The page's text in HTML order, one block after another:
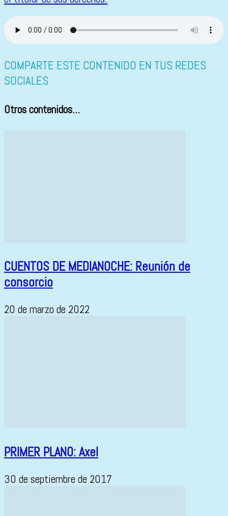
COMPARTE ESTE CONTENIDO EN TUS REDES
SOCIALES
Otros contenidos...
CUENTOS DE MEDIANOCHE: Reunión de
consorcio
20 de marzo de 2022
PRIMER PLANO: Axel
30 de septiembre de 2017